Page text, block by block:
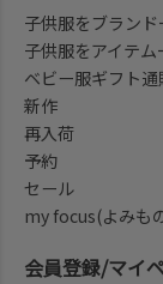
子供服をブラン
子供服をアイテ
ベビー服ギフト通
新作
再入荷
予約
セール
my focus(よみも
会員登録/マイ